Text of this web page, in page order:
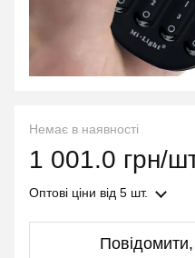
Немає в наявності
1 001.0 грн/
Оптові ціни від 5 шт.